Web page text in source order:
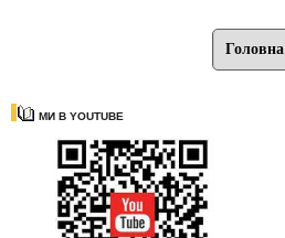
Головна
МИ В YOUTUBE